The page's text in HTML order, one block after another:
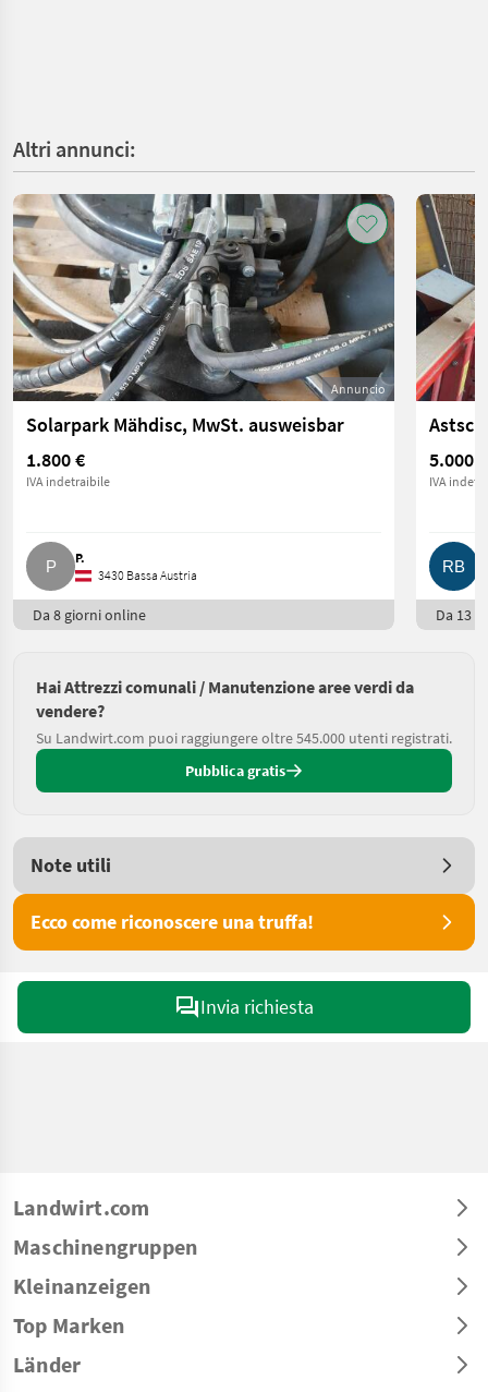
Altri annunci:
Annuncio
Solarpark Mähdisc, MwSt. ausweisbar
1.800 €
IVA indetraibile
P.
3430 Bassa Austria
Da 8 giorni online
5.000 €
IVA
Da 13
Hai Attrezzi comunali / Manutenzione aree verdi da
vendere?
Su Landwirt.com puoi raggiungere oltre 545.000 utenti registrati.
Pubblica gratis
Note utili
Ecco come riconoscere una truffa!
Invia richiesta
Landwirt.com
Maschinengruppen
Kleinanzeigen
Top Marken
Länder